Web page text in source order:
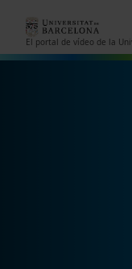
El portal de vídeo de la